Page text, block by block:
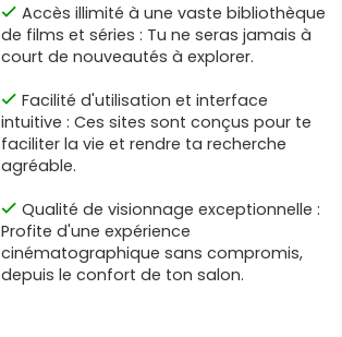
Accès illimité à une vaste bibliothèque
de films et séries : Tu ne seras jamais à
court de nouveautés à explorer.
Facilité d'utilisation et interface
intuitive : Ces sites sont conçus pour te
faciliter la vie et rendre ta recherche
agréable.
Qualité de visionnage exceptionnelle :
Profite d'une expérience
cinématographique sans compromis,
depuis le confort de ton salon.